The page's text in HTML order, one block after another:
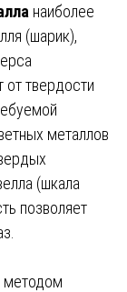
наиболее
(шарик),
твердости
металлов
(шкала
позволяет
методом